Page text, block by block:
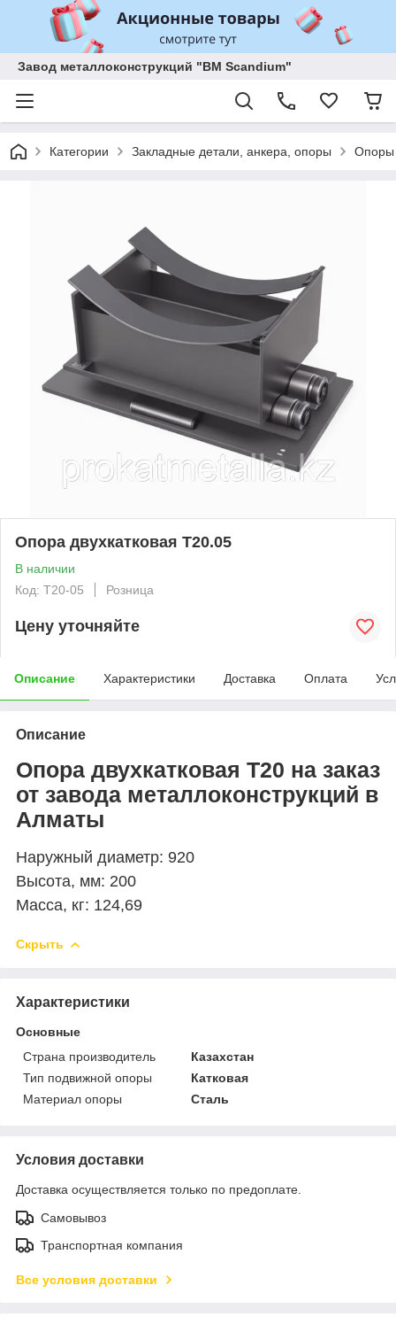
Завод металлоконструкций "BM Scandium"
Категории Закладные детали, анкера, опоры Опоры
Опора двухкатковая Т20.05
В наличии
Код: T20-05
Розница
Цену уточняйте
Описание Характеристики Доставка Оплата
Описание
Опора двухкатковая Т20 на заказ
от завода металлоконструкций в
Алматы
Наружный диаметр: 920
Высота, мм: 200
Масса, кг: 124,69
Скрыть
Характеристики
Основные
Страна производитель
Казахстан
Тип подвижной опоры
Катковая
Материал опоры
Сталь
Условия доставки
Доставка осуществляется только по предоплате.
Самовывоз
Транспортная компания
Все условия доставки